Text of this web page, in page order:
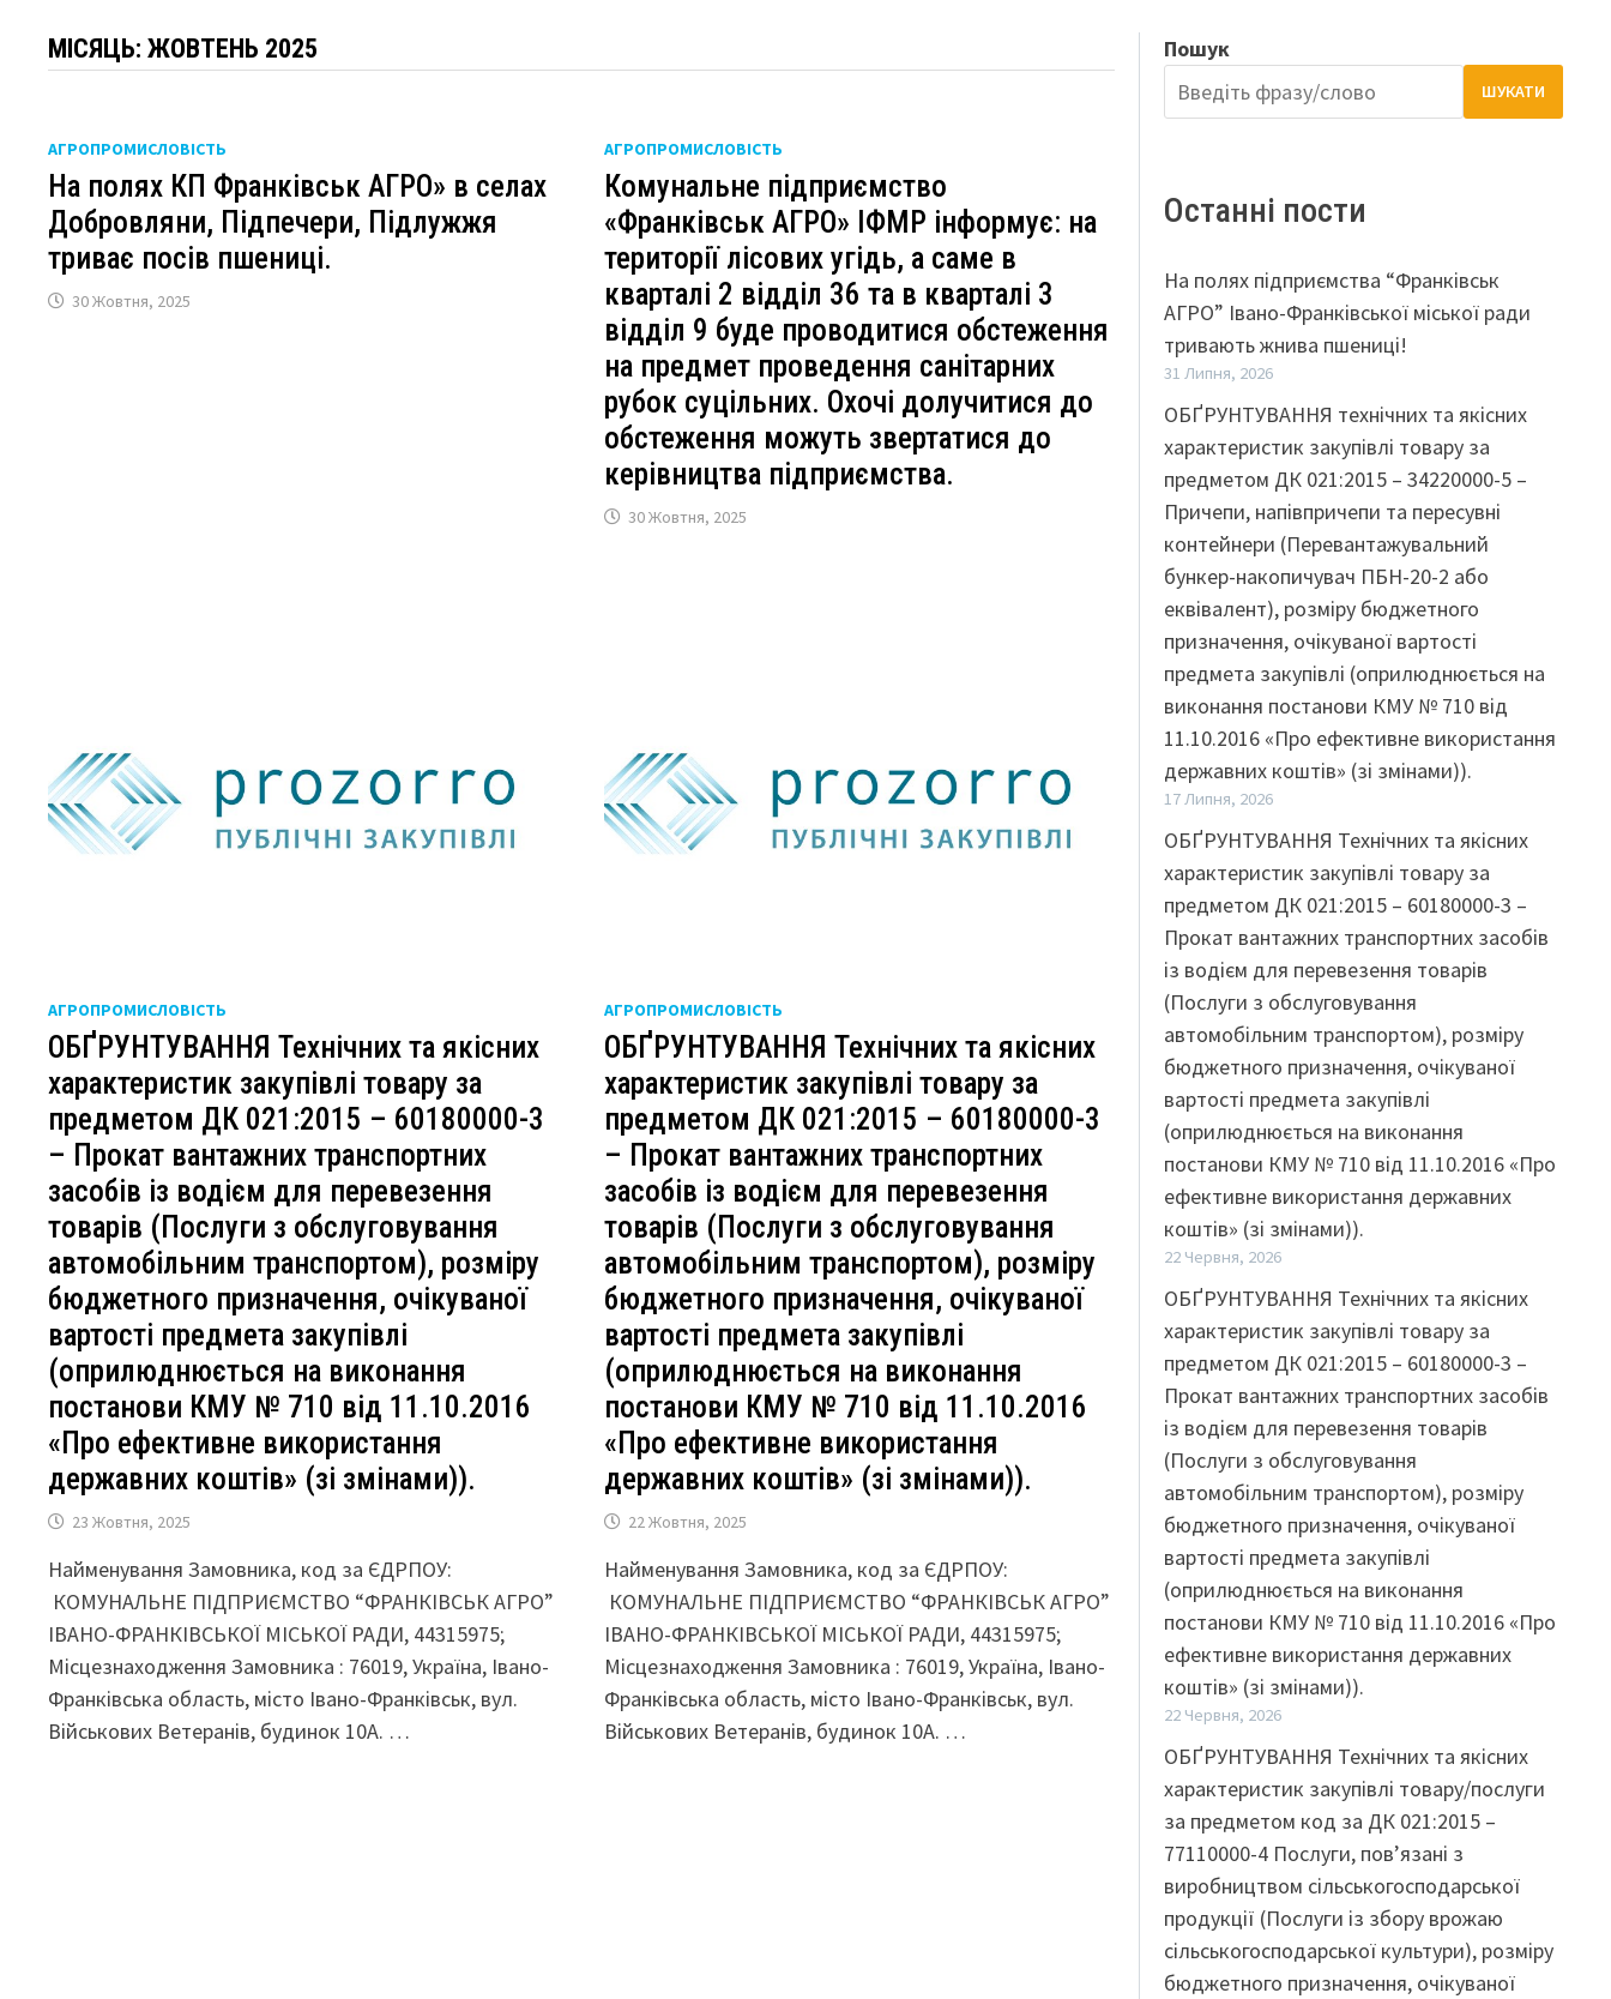
МІСЯЦЬ:ЖОВТЕНЬ 2025
АГРОПРОМИСЛОВІСТЬ
На полях КП Франківськ АГРО» в селах
Добровляни, Підпечери, Підлужжя
триває посів пшениці.
30 Жовтня, 2025
АГРОПРОМИСЛОВІСТЬ
Комунальне підприємство
«Франківськ АГРО» ІФМР інформує: на
території лісових угідь, а саме в
кварталі 2 відділ 36 та в кварталі 3
відділ 9 буде проводитися обстеження
на предмет проведення санітарних
рубок суцільних. Охочі долучитися до
обстеження можуть звертатися до
керівництва підприємства.
30 Жовтня, 2025
АГРОПРОМИСЛОВІСТЬ
ОБҐРУНТУВАННЯ Технічних та якісних
характеристик закупівлі товару за
предметом ДК 021:2015 – 60180000-3
– Прокат вантажних транспортних
засобів із водієм для перевезення
товарів (Послуги з обслуговування
автомобільним транспортом), розміру
бюджетного призначення, очікуваної
вартості предмета закупівлі
(оприлюднюється на виконання
постанови КМУ № 710 від 11.10.2016
«Про ефективне використання
державних коштів» (зі змінами)).
23 Жовтня, 2025
Найменування Замовника, код за ЄДРПОУ:
КОМУНАЛЬНЕ ПІДПРИЄМСТВО “ФРАНКІВСЬК АГРО”
ІВАНО-ФРАНКІВСЬКОЇ МІСЬКОЇ РАДИ, 44315975;
Місцезнаходження Замовника : 76019, Україна, Івано-
Франківська область, місто Івано-Франківськ, вул.
Військових Ветеранів, будинок 10А. …
АГРОПРОМИСЛОВІСТЬ
ОБҐРУНТУВАННЯ Технічних та якісних
характеристик закупівлі товару за
предметом ДК 021:2015 – 60180000-3
– Прокат вантажних транспортних
засобів із водієм для перевезення
товарів (Послуги з обслуговування
автомобільним транспортом), розміру
бюджетного призначення, очікуваної
вартості предмета закупівлі
(оприлюднюється на виконання
постанови КМУ № 710 від 11.10.2016
«Про ефективне використання
державних коштів» (зі змінами)).
22 Жовтня, 2025
Найменування Замовника, код за ЄДРПОУ:
КОМУНАЛЬНЕ ПІДПРИЄМСТВО “ФРАНКІВСЬК АГРО”
ІВАНО-ФРАНКІВСЬКОЇ МІСЬКОЇ РАДИ, 44315975;
Місцезнаходження Замовника : 76019, Україна, Івано-
Франківська область, місто Івано-Франківськ, вул.
Військових Ветеранів, будинок 10А. …
Пошук
ШУКАТИ
Останні пости
На полях підприємства “Франківськ
АГРО” Івано-Франківської міської ради
тривають жнива пшениці!
31 Липня, 2026
ОБҐРУНТУВАННЯ технічних та якісних
характеристик закупівлі товару за
предметом ДК 021:2015 – 34220000-5 –
Причепи, напівпричепи та пересувні
контейнери (Перевантажувальний
бункер-накопичувач ПБН-20-2 або
еквівалент), розміру бюджетного
призначення, очікуваної вартості
предмета закупівлі (оприлюднюється на
виконання постанови КМУ № 710 від
11.10.2016 «Про ефективне використання
державних коштів» (зі змінами)).
17 Липня, 2026
ОБҐРУНТУВАННЯ Технічних та якісних
характеристик закупівлі товару за
предметом ДК 021:2015 – 60180000-3 –
Прокат вантажних транспортних засобів
із водієм для перевезення товарів
(Послуги з обслуговування
автомобільним транспортом), розміру
бюджетного призначення, очікуваної
вартості предмета закупівлі
(оприлюднюється на виконання
постанови КМУ № 710 від 11.10.2016 «Про
ефективне використання державних
коштів» (зі змінами)).
22 Червня, 2026
ОБҐРУНТУВАННЯ Технічних та якісних
характеристик закупівлі товару за
предметом ДК 021:2015 – 60180000-3 –
Прокат вантажних транспортних засобів
із водієм для перевезення товарів
(Послуги з обслуговування
автомобільним транспортом), розміру
бюджетного призначення, очікуваної
вартості предмета закупівлі
(оприлюднюється на виконання
постанови КМУ № 710 від 11.10.2016 «Про
ефективне використання державних
коштів» (зі змінами)).
22 Червня, 2026
ОБҐРУНТУВАННЯ Технічних та якісних
характеристик закупівлі товару/послуги
за предметом код за ДК 021:2015 –
77110000-4 Послуги, пов’язані з
виробництвом сільськогосподарської
продукції (Послуги із збору врожаю
сільськогосподарської культури), розміру
бюджетного призначення, очікуваної